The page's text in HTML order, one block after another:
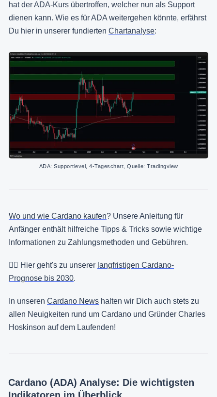
hat der ADA-Kurs übertroffen, welcher nun als Support
dienen kann. Wie es für ADA weitergehen könnte, erfährst
Du hier in unserer fundierten Chartanalyse:
ADA: Supportlevel, 4-Tageschart, Quelle: Tradingview
Wo und wie Cardano kaufen? Unsere Anleitung für
Anfänger enthält hilfreiche Tipps & Tricks sowie wichtige
Informationen zu Zahlungsmethoden und Gebühren.
👉🏻 Hier geht's zu unserer langfristigen Cardano-
Prognose bis 2030.
In unseren Cardano News halten wir Dich auch stets zu
allen Neuigkeiten rund um Cardano und Gründer Charles
Hoskinson auf dem Laufenden!
Cardano (ADA) Analyse: Die wichtigsten